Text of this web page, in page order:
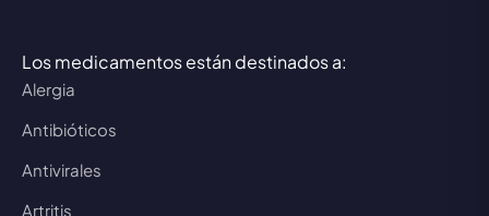
Los medicamentos están destinados a:
Alergia
Antibióticos
Antivirales
Artritis